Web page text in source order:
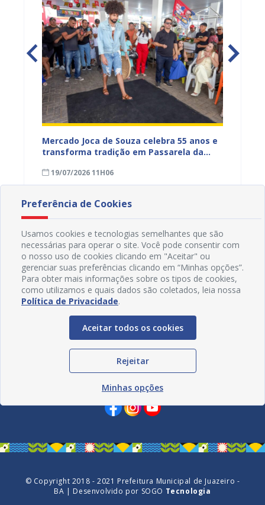
Mercado Joca de Souza celebra 55 anos e
transforma tradição em Passarela da
de Juazeiro
19/07/2026 11H06
Redes Sociais
© Copyright 2018 - 2021 Prefeitura Municipal de Juazeiro -
BA | Desenvolvido por SOGO Tecnologia
Preferência de Cookies
Usamos cookies e tecnologias semelhantes que são
necessárias para operar o site. Você pode consentir com
o nosso uso de cookies clicando em "Aceitar" ou
gerenciar suas preferências clicando em “Minhas opções”.
Para obter mais informações sobre os tipos de cookies,
como utilizamos e quais dados são coletados, leia nossa
Política de Privacidade.
Aceitar todos os cookies
Rejeitar
Minhas opções